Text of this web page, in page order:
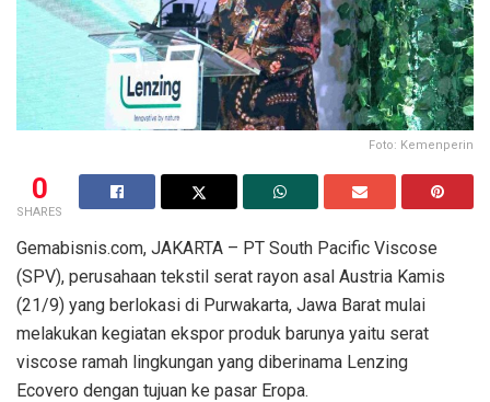
Foto: Kemenperin
0
SHARES
Gemabisnis.com, JAKARTA – PT South Pacific Viscose
(SPV), perusahaan tekstil serat rayon asal Austria Kamis
(21/9) yang berlokasi di Purwakarta, Jawa Barat mulai
melakukan kegiatan ekspor produk barunya yaitu serat
viscose ramah lingkungan yang diberinama Lenzing
Ecovero dengan tujuan ke pasar Eropa.